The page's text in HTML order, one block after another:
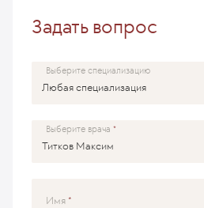
Задать вопрос
Выберите специализацию
Выберите врача
Имя